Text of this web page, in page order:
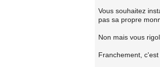
Vous souhaitez
pas sa propre
Non mais vous
Franchement,